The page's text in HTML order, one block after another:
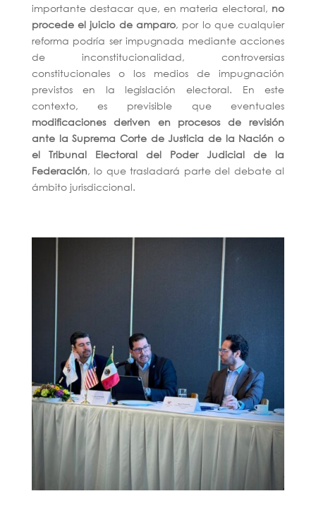
importante destacar que, en materia electoral, no
procede el juicio de amparo, por lo que cualquier
reforma podría ser impugnada mediante acciones
de inconstitucionalidad, controversias
constitucionales o los medios de impugnación
previstos en la legislación electoral. En este
contexto, es previsible que eventuales
modificaciones deriven en procesos de revisión
ante la Suprema Corte de Justicia de la Nación o
el Tribunal Electoral del Poder Judicial de la
Federación, lo que trasladará parte del debate al
ámbito jurisdiccional.